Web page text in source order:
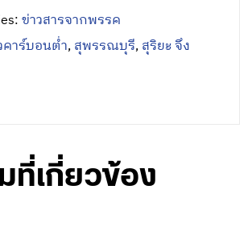
ข่าวสารจากพรรค
คาร์บอนต่ำ,สุพรรณบุรี,สุริยะ จึง
ที่เกี่ยวข้อง